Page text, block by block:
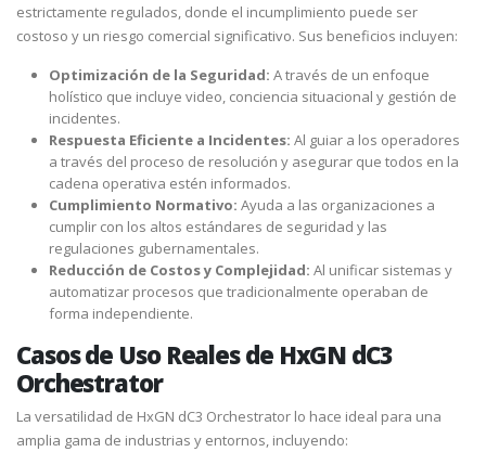
estrictamente regulados, donde el incumplimiento puede ser
costoso y un riesgo comercial significativo. Sus beneficios incluyen:
Optimización de la Seguridad: A través de un enfoque
holístico que incluye video, conciencia situacional y gestión de
incidentes.
Respuesta Eficiente a Incidentes: Al guiar a los operadores
a través del proceso de resolución y asegurar que todos en la
cadena operativa estén informados.
Cumplimiento Normativo: Ayuda a las organizaciones a
cumplir con los altos estándares de seguridad y las
regulaciones gubernamentales.
Reducción de Costos y Complejidad: Al unificar sistemas y
automatizar procesos que tradicionalmente operaban de
forma independiente.
Casos de Uso Reales de HxGN dC3
Orchestrator
La versatilidad de HxGN dC3 Orchestrator lo hace ideal para una
amplia gama de industrias y entornos, incluyendo: